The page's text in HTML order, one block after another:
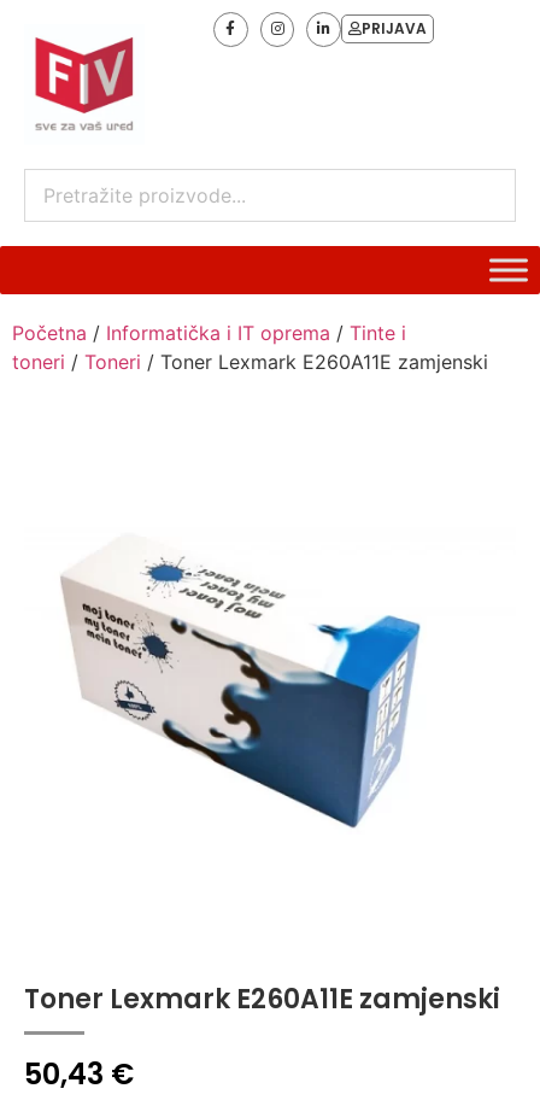
PRIJAVA
Početna / Informatička i IT oprema / Tinte i
toneri / Toneri / Toner Lexmark E260A11E zamjenski
Toner Lexmark E260A11E zamjenski
50,43 €